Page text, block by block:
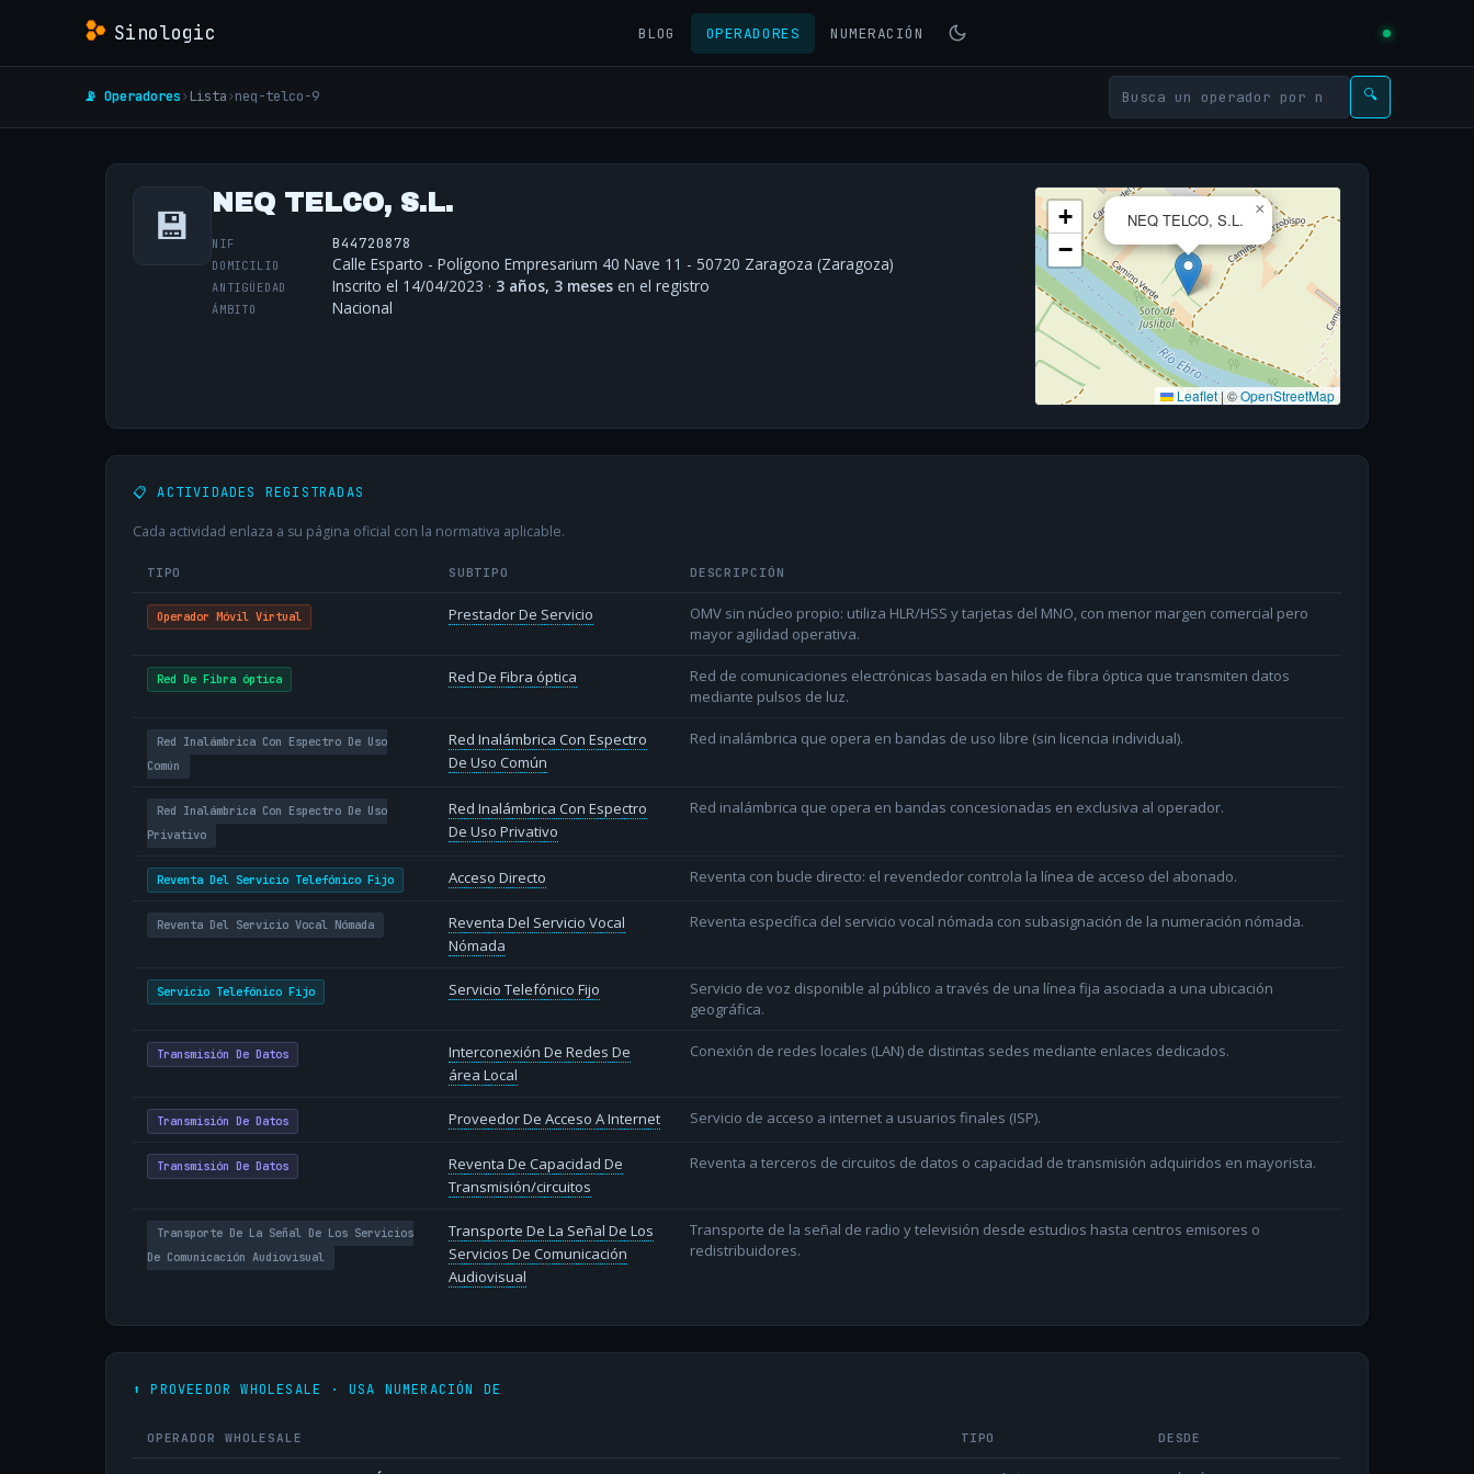
Sinologic BLOG OPERADORES NUMERACIÓN
📡 Operadores› Lista›neq-telco-9 🔍
💾 NEQ TELCO, S.L.
NIF B44720878
DOMICILIO Calle Esparto - Polígono Empresarium 40 Nave 11 - 50720 Zaragoza (Zaragoza)
ANTIGÜEDAD Inscrito el 14/04/2023 · 3 años, 3 meses en el registro
ÁMBITO Nacional
NEQ TELCO, S.L.
×
+
−
Leaflet|©OpenStreetMap
📋 ACTIVIDADES REGISTRADAS
Cada actividad enlaza a su página oficial con la normativa aplicable.
TIPO SUBTIPO DESCRIPCIÓN
Operador Móvil Virtual Prestador De Servicio
OMV sin núcleo propio: utiliza HLR/HSS y tarjetas del MNO, con menor margen comercial pero
mayor agilidad operativa.
Red De Fibra óptica Red De Fibra óptica
Red de comunicaciones electrónicas basada en hilos de fibra óptica que transmiten datos
mediante pulsos de luz.
Red Inalámbrica Con Espectro De Uso
Común
Red Inalámbrica Con Espectro
De Uso Común
Red inalámbrica que opera en bandas de uso libre (sin licencia individual).
Red Inalámbrica Con Espectro De Uso
Privativo
Red Inalámbrica Con Espectro
De Uso Privativo
Red inalámbrica que opera en bandas concesionadas en exclusiva al operador.
Reventa Del Servicio Telefónico Fijo Acceso Directo Reventa con bucle directo: el revendedor controla la línea de acceso del abonado.
Reventa Del Servicio Vocal Nómada
Reventa Del Servicio Vocal
Nómada
Reventa específica del servicio vocal nómada con subasignación de la numeración nómada.
Servicio Telefónico Fijo Servicio Telefónico Fijo
Servicio de voz disponible al público a través de una línea fija asociada a una ubicación
geográfica.
Transmisión De Datos
Interconexión De Redes De
área Local
Conexión de redes locales (LAN) de distintas sedes mediante enlaces dedicados.
Transmisión De Datos Proveedor De Acceso A Internet Servicio de acceso a internet a usuarios finales (ISP).
Transmisión De Datos
Reventa De Capacidad De
Transmisión/circuitos
Reventa a terceros de circuitos de datos o capacidad de transmisión adquiridos en mayorista.
Transporte De La Señal De Los Servicios
De Comunicación Audiovisual
Transporte De La Señal De Los
Servicios De Comunicación
Audiovisual
Transporte de la señal de radio y televisión desde estudios hasta centros emisores o
redistribuidores.
⬆️ PROVEEDOR WHOLESALE · USA NUMERACIÓN DE
OPERADOR WHOLESALE TIPO DESDE